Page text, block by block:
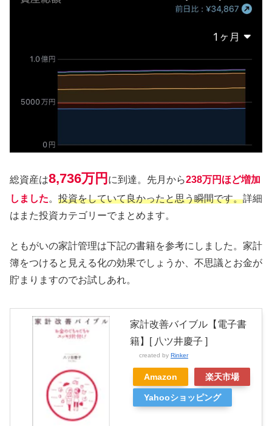
総資産は8,736万円 に到達。先月から238万円ほど増加
しました。 投資をしていて良かったと思う瞬間です。詳細
はまた投資カテゴリーでまとめます。
ともがいの家計管理は下記の書籍を参考にしました。家計
簿をつけると見える化の効果でしょうか、不思議とお金が
貯まりますのでお試しあれ。
家計改善バイブル【電子書
籍】[ 八ツ井慶子 ]
created by Rinker
Amazon 楽天市場
Yahooショッピング